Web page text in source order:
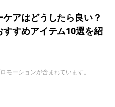
アはどうしたら良い？
すめアイテム10選を紹
モーションが含まれています。